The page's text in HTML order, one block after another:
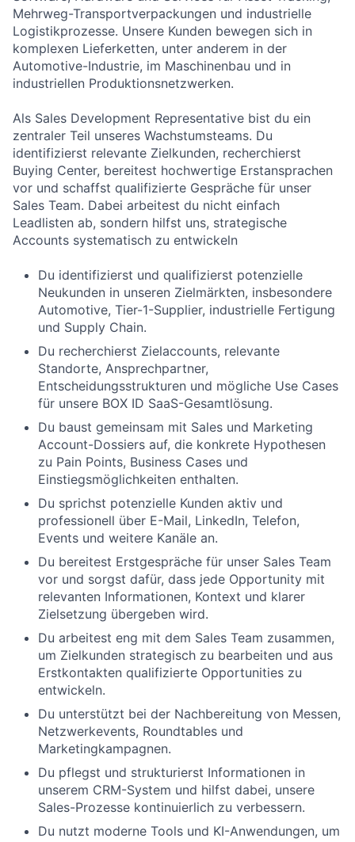
Mehrweg-Transportverpackungen und industrielle
Logistikprozesse. Unsere Kunden bewegen sich in
komplexen Lieferketten, unter anderem in der
Automotive-Industrie, im Maschinenbau und in
industriellen Produktionsnetzwerken.
Als Sales Development Representative bist du ein
zentraler Teil unseres Wachstumsteams. Du
identifizierst relevante Zielkunden, recherchierst
Buying Center, bereitest hochwertige Erstansprachen
vor und schaffst qualifizierte Gespräche für unser
Sales Team. Dabei arbeitest du nicht einfach
Leadlisten ab, sondern hilfst uns, strategische
Accounts systematisch zu entwickeln
Du identifizierst und qualifizierst potenzielle
Neukunden in unseren Zielmärkten, insbesondere
Automotive, Tier-1-Supplier, industrielle Fertigung
und Supply Chain.
Du recherchierst Zielaccounts, relevante
Standorte, Ansprechpartner,
Entscheidungsstrukturen und mögliche Use Cases
für unsere BOX ID SaaS-Gesamtlösung.
Du baust gemeinsam mit Sales und Marketing
Account-Dossiers auf, die konkrete Hypothesen
zu Pain Points, Business Cases und
Einstiegsmöglichkeiten enthalten.
Du sprichst potenzielle Kunden aktiv und
professionell über E-Mail, LinkedIn, Telefon,
Events und weitere Kanäle an.
Du bereitest Erstgespräche für unser Sales Team
vor und sorgst dafür, dass jede Opportunity mit
relevanten Informationen, Kontext und klarer
Zielsetzung übergeben wird.
Du arbeitest eng mit dem Sales Team zusammen,
um Zielkunden strategisch zu bearbeiten und aus
Erstkontakten qualifizierte Opportunities zu
entwickeln.
Du unterstützt bei der Nachbereitung von Messen,
Netzwerkevents, Roundtables und
Marketingkampagnen.
Du pflegst und strukturierst Informationen in
unserem CRM-System und hilfst dabei, unsere
Sales-Prozesse kontinuierlich zu verbessern.
Du nutzt moderne Tools und KI-Anwendungen, um